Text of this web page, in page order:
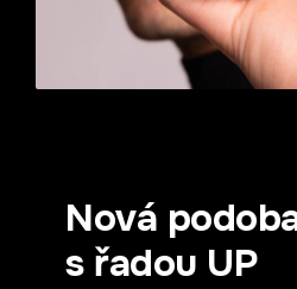
Nová
s řadou UP